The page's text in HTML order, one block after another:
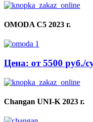
OMODA C5 2023 г.
Цена: от 5500 руб./
Changan UNI-K 2023 г.